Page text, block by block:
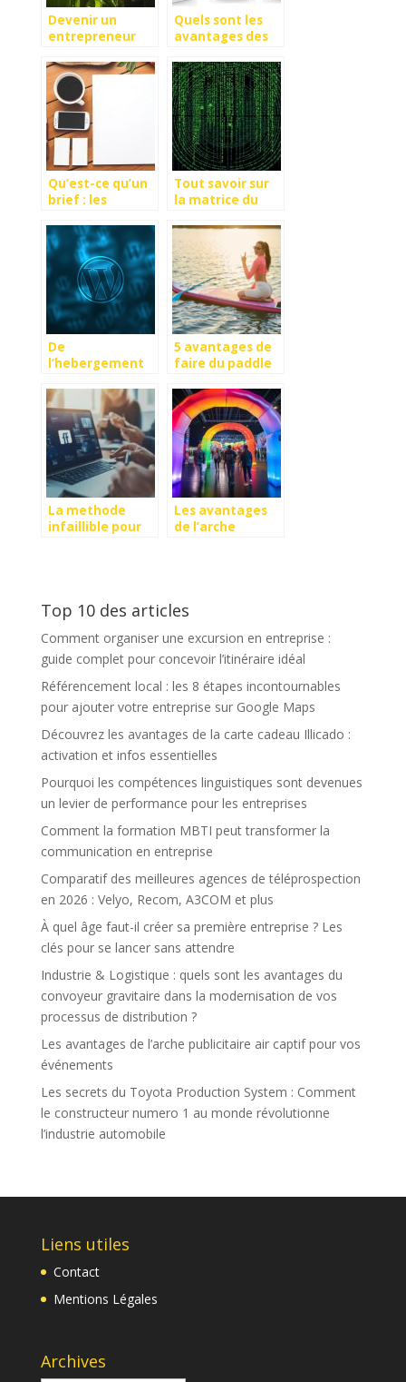
Devenir un
entrepreneur
travers l’art
Quels sont les
avantages des
carton ?
Qu’est-ce qu’un
brief : les
Tout savoir sur
la matrice du
Consulting
Group
De
l’hebergement
creation du
contenu :
comment creer
un site
WordPress
5 avantages de
faire du paddle
La methode
infaillible pour
d’applications
Les avantages
de l’arche
Top 10 des articles
Comment organiser une excursion en entreprise :
guide complet pour concevoir l’itinéraire idéal
Référencement local : les 8 étapes incontournables
pour ajouter votre entreprise sur Google Maps
Découvrez les avantages de la carte cadeau Illicado :
activation et infos essentielles
Pourquoi les compétences linguistiques sont devenues
un levier de performance pour les entreprises
Comment la formation MBTI peut transformer la
communication en entreprise
Comparatif des meilleures agences de téléprospection
en 2026 : Velyo, Recom, A3COM et plus
À quel âge faut-il créer sa première entreprise ? Les
clés pour se lancer sans attendre
Industrie & Logistique : quels sont les avantages du
convoyeur gravitaire dans la modernisation de vos
processus de distribution ?
Les avantages de l’arche publicitaire air captif pour vos
événements
Les secrets du Toyota Production System : Comment
le constructeur numero 1 au monde révolutionne
l’industrie automobile
Liens utiles
Contact
Mentions Légales
Archives